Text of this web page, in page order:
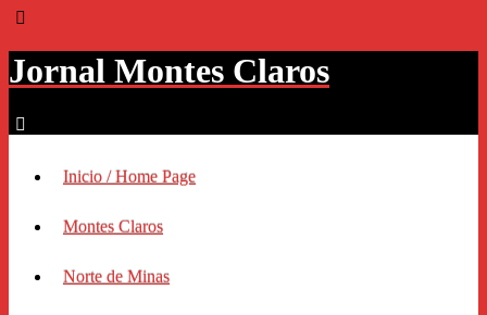
Jornal Montes Claros
Inicio / Home Page
Montes Claros
Norte de Minas